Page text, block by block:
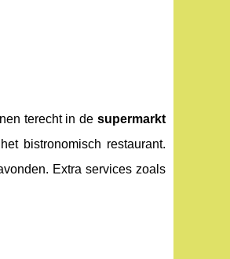
terecht in de supermarkt
bistronomisch restaurant.
Extra services zoals